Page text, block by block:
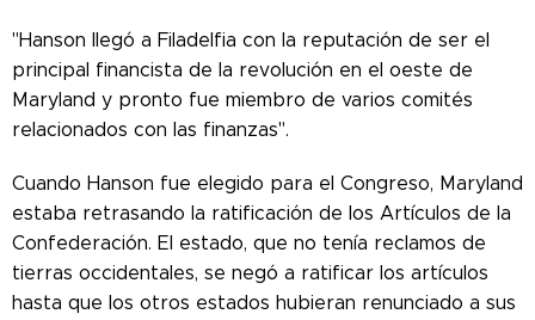
"Hanson llegó a Filadelfia con la reputación de ser el
principal financista de la revolución en el oeste de
Maryland y pronto fue miembro de varios comités
relacionados con las finanzas".
Cuando Hanson fue elegido para el Congreso, Maryland
estaba retrasando la ratificación de los Artículos de la
Confederación. El estado, que no tenía reclamos de
tierras occidentales, se negó a ratificar los artículos
hasta que los otros estados hubieran renunciado a sus